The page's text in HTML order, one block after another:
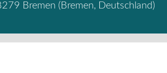
Bremen ( Bremen, Deutschland)